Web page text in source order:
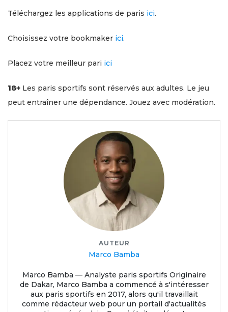
Téléchargez les applications de paris ici.
Choisissez votre bookmaker ici.
Placez votre meilleur pari iсi
18+ Les paris sportifs sont réservés aux adultes. Le jeu
peut entraîner une dépendance. Jouez avec modération.
AUTEUR
Marco Bamba
Marco Bamba — Analyste paris sportifs Originaire
de Dakar, Marco Bamba a commencé à s'intéresser
aux paris sportifs en 2017, alors qu'il travaillait
comme rédacteur web pour un portail d'actualités